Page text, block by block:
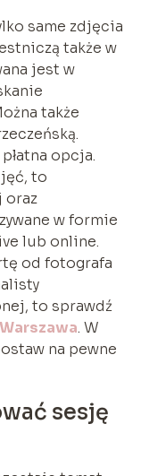
same zdjęcia
także w
jest w
także
opcja.
to
oraz
w formie
lub online.
od fotografa
to sprawdź
. W
na pewne
sesję